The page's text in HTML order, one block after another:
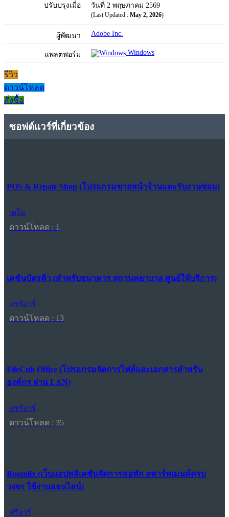
ปรับปรุงเมื่อ วันที่ 2 พฤษภาคม 2569
(Last Updated : May 2, 2026)
ผู้พัฒนา Adobe Inc.
แพลตฟอร์ม Windows
รีวิว
ดาวน์โหลด
สั่งซื้อ
ซอฟต์แวร์ที่เกี่ยวข้อง
POS & Repair Shop (โปรแกรมขายหน้าร้านและรับงานซ่อม)
เดโม
ดาวน์โหลด : 1
เคชันบัตรคิว (สำหรับธนาคาร สถานพยาบาล ศูนย์ให้บริการ)
แชร์แวร์
ดาวน์โหลด : 13
FileCub Office (โปรแกรมจัดการไฟล์และเอกสารสำหรับ
องค์กร ผ่าน LAN)
แชร์แวร์
ดาวน์โหลด : 35
Roomlix (เว็บแอปพลิเคชันจัดการหอพัก อพาร์ทเมนท์ครบ
วงจร ใช้งานออนไลน์)
ฟรีแวร์